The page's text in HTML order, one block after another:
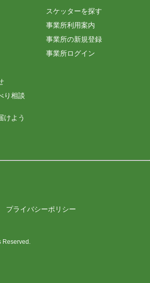
り相談
けよう
スケッターを探す
事業所利用案内
事業所の新規登録
事業所ログイン
プライバシーポリシー
Reserved.